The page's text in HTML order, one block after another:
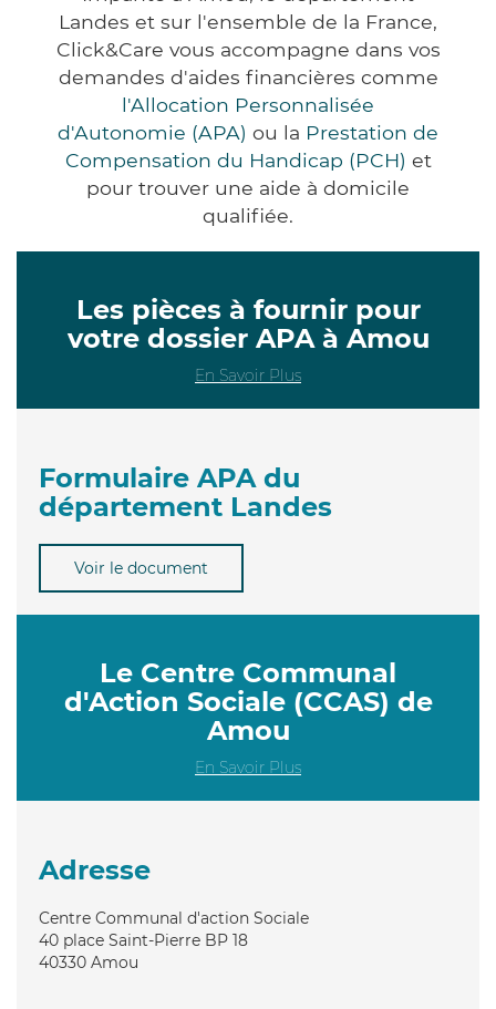
Landes et sur l'ensemble de la France,
Click&Care vous accompagne dans vos
demandes d'aides financières comme
l'Allocation Personnalisée
d'Autonomie (APA) ou la Prestation de
Compensation du Handicap (PCH) et
pour trouver une aide à domicile
qualifiée.
Les pièces à fournir pour
votre dossier APA à Amou
En Savoir Plus
Formulaire APA du
département Landes
Voir le document
Le Centre Communal
d'Action Sociale (CCAS) de
Amou
En Savoir Plus
Adresse
Centre Communal d'action Sociale
40 place Saint-Pierre BP 18
40330 Amou